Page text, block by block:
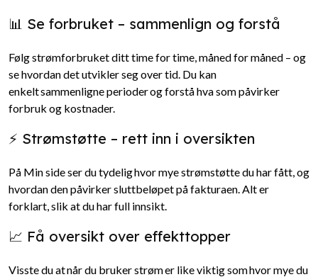
📊 Se forbruket – sammenlign og forstå
Følg strømforbruket ditt time for time, måned for måned – og
se hvordan det utvikler seg over tid. Du kan
enkelt sammenligne perioder og forstå hva som påvirker
forbruk og kostnader.
⚡ Strømstøtte – rett inn i oversikten
På Min side ser du tydelig hvor mye strømstøtte du har fått, og
hvordan den påvirker sluttbeløpet på fakturaen. Alt er
forklart, slik at du har full innsikt.
📈 Få oversikt over effekttopper
Visste du at når du bruker strøm er like viktig som hvor mye du